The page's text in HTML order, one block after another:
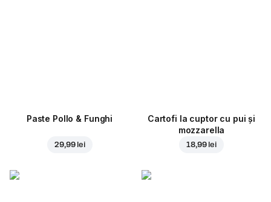
Paste Pollo & Funghi
29,99 lei
Cartofi la cuptor cu pui și
mozzarella
18,99 lei